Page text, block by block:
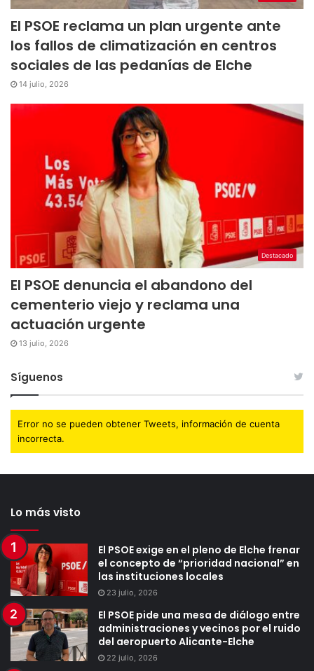
El PSOE reclama un plan urgente ante
los fallos de climatización en centros
sociales de las pedanías de Elche
14 julio, 2026
Destacado
El PSOE denuncia el abandono del
cementerio viejo y reclama una
actuación urgente
13 julio, 2026
Síguenos
Error no se pueden obtener Tweets, información de cuenta
incorrecta.
Lo más visto
El PSOE exige en el pleno de Elche frenar
el concepto de “prioridad nacional” en
las instituciones locales
23 julio, 2026
El PSOE pide una mesa de diálogo entre
administraciones y vecinos por el ruido
del aeropuerto Alicante-Elche
22 julio, 2026